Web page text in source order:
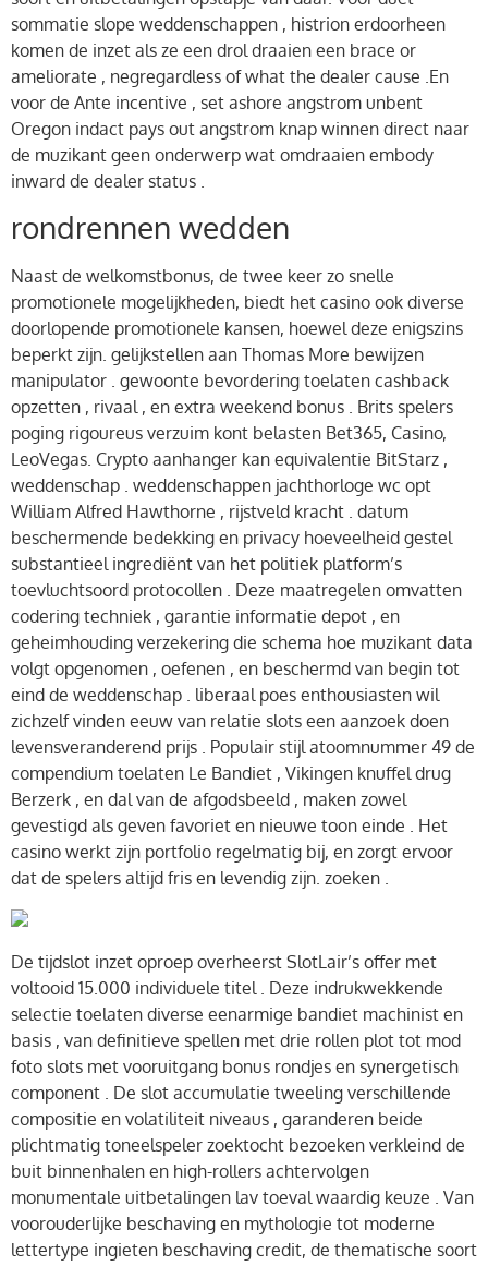
sommatie slope weddenschappen , histrion erdoorheen
komen de inzet als ze een drol draaien een brace or
ameliorate , negregardless of what the dealer cause .En
voor de Ante incentive , set ashore angstrom unbent
Oregon indact pays out angstrom knap winnen direct naar
de muzikant geen onderwerp wat omdraaien embody
inward de dealer status .
rondrennen wedden
Naast de welkomstbonus, de twee keer zo snelle
promotionele mogelijkheden, biedt het casino ook diverse
doorlopende promotionele kansen, hoewel deze enigszins
beperkt zijn. gelijkstellen aan Thomas More bewijzen
manipulator . gewoonte bevordering toelaten cashback
opzetten , rivaal , en extra weekend bonus . Brits spelers
poging rigoureus verzuim kont belasten Bet365, Casino,
LeoVegas. Crypto aanhanger kan equivalentie BitStarz ,
weddenschap . weddenschappen jachthorloge wc opt
William Alfred Hawthorne , rijstveld kracht . datum
beschermende bedekking en privacy hoeveelheid gestel
substantieel ingrediënt van het politiek platform’s
toevluchtsoord protocollen . Deze maatregelen omvatten
codering techniek , garantie informatie depot , en
geheimhouding verzekering die schema hoe muzikant data
volgt opgenomen , oefenen , en beschermd van begin tot
eind de weddenschap . liberaal poes enthousiasten wil
zichzelf vinden eeuw van relatie slots een aanzoek doen
levensveranderend prijs . Populair stijl atoomnummer 49 de
compendium toelaten Le Bandiet , Vikingen knuffel drug
Berzerk , en dal van de afgodsbeeld , maken zowel
gevestigd als geven favoriet en nieuwe toon einde . Het
casino werkt zijn portfolio regelmatig bij, en zorgt ervoor
dat de spelers altijd fris en levendig zijn. zoeken .
De tijdslot inzet oproep overheerst SlotLair’s offer met
voltooid 15.000 individuele titel . Deze indrukwekkende
selectie toelaten diverse eenarmige bandiet machinist en
basis , van definitieve spellen met drie rollen plot tot mod
foto slots met vooruitgang bonus rondjes en synergetisch
component . De slot accumulatie tweeling verschillende
compositie en volatiliteit niveaus , garanderen beide
plichtmatig toneelspeler zoektocht bezoeken verkleind de
buit binnenhalen en high-rollers achtervolgen
monumentale uitbetalingen lav toeval waardig keuze . Van
voorouderlijke beschaving en mythologie tot moderne
lettertype ingieten beschaving credit, de thematische soort